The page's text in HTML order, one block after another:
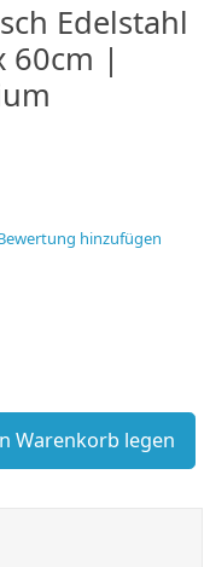
Edelstahl
60cm |
hinzufügen
Warenkorb legen